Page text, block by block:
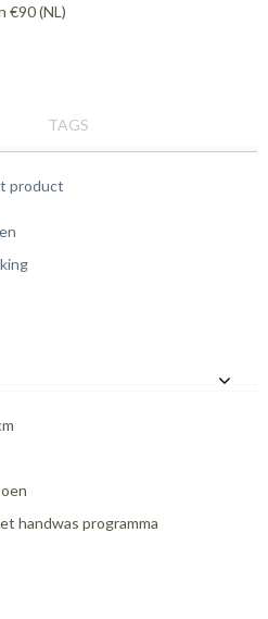
€90 (NL)
TAGS
product
handwas programma